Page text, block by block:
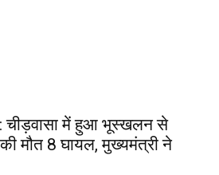
चीड़वासा में हुआ भूस्खलन से
की मौत 8 घायल, मुख्यमंत्री ने